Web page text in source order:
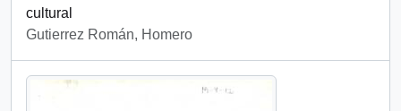
cultural
Gutierrez Román, Homero